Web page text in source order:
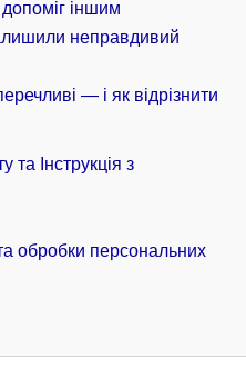
іншим
неправдивий
— і як відрізнити
та Інструкція з
обробки персональних